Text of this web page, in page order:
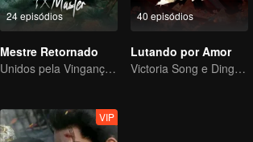
24 episódios
Mestre Retornado
Unidos pela Vingança, Entrelaçados pelo Destino
40 episódios
Lutando por Amor
Victoria Song e Ding Yuxi lutam pelo amor
VIP